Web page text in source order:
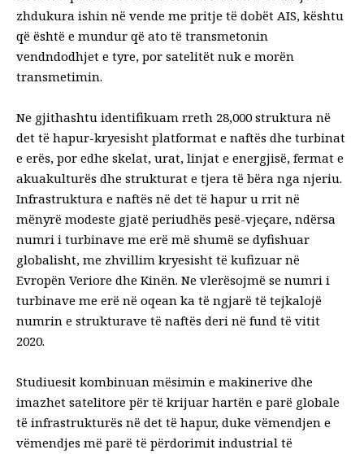
zhdukura ishin në vende me pritje të dobët AIS, kështu
që është e mundur që ato të transmetonin
vendndodhjet e tyre, por satelitët nuk e morën
transmetimin.
Ne gjithashtu identifikuam rreth 28,000 struktura në
det të hapur-kryesisht platformat e naftës dhe turbinat
e erës, por edhe skelat, urat, linjat e energjisë, fermat e
akuakulturës dhe strukturat e tjera të bëra nga njeriu.
Infrastruktura e naftës në det të hapur u rrit në
mënyrë modeste gjatë periudhës pesë-vjeçare, ndërsa
numri i turbinave me erë më shumë se dyfishuar
globalisht, me zhvillim kryesisht të kufizuar në
Evropën Veriore dhe Kinën. Ne vlerësojmë se numri i
turbinave me erë në oqean ka të ngjarë të tejkalojë
numrin e strukturave të naftës deri në fund të vitit
2020.
Studiuesit kombinuan mësimin e makinerive dhe
imazhet satelitore për të krijuar hartën e parë globale
të infrastrukturës në det të hapur, duke vëmendjen e
vëmendjes më parë të përdorimit industrial të